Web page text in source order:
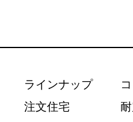
ラインナップ
注文住宅